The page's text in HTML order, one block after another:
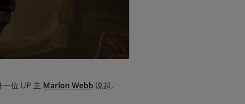
位 UP 主 Marlon Webb 说起。